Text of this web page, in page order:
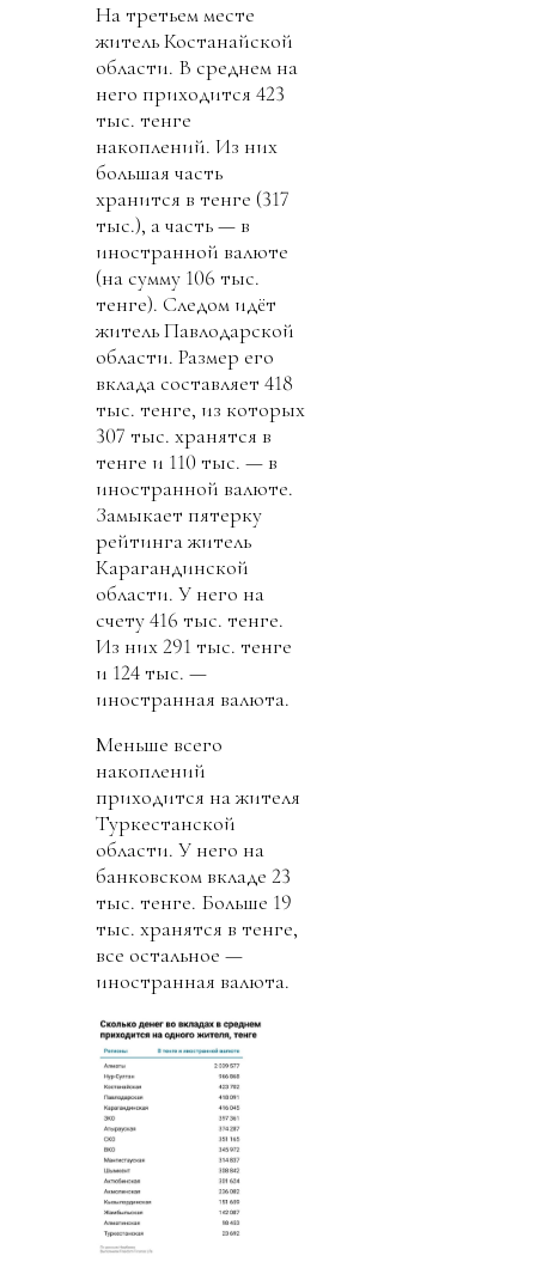
На третьем месте
житель Костанайской
области. В среднем на
него приходится 423
тыс. тенге
накоплений. Из них
большая часть
хранится в тенге (317
тыс.), а часть — в
иностранной валюте
(на сумму 106 тыс.
тенге). Следом идёт
житель Павлодарской
области. Размер его
вклада составляет 418
тыс. тенге, из которых
307 тыс. хранятся в
тенге и 110 тыс. — в
иностранной валюте.
Замыкает пятерку
рейтинга житель
Карагандинской
области. У него на
счету 416 тыс. тенге.
Из них 291 тыс. тенге
и 124 тыс. —
иностранная валюта.
Меньше всего
накоплений
приходится на жителя
Туркестанской
области. У него на
банковском вкладе 23
тыс. тенге. Больше 19
тыс. хранятся в тенге,
все остальное —
иностранная валюта.